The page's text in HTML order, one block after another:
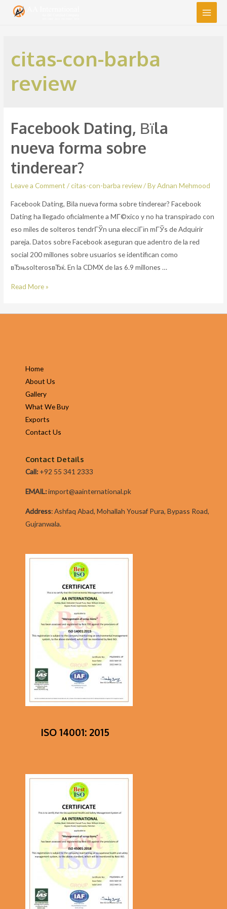
Main
citas-con-barba
review
Facebook Dating, Вїla
nueva forma sobre
tinderear?
Leave a Comment /citas-con-barba review/ ByAdnan Mehmood
Facebook Dating, Вїla nueva forma sobre tinderear? Facebook
Dating ha llegado oficialmente a MГ©xico y no ha transpirado con
eso miles de solteros tendrГЎn una elecciГіn mГЎs de Adquirir
pareja. Datos sobre Facebook aseguran que adentro de la red
social 200 millones sobre usuarios se identifican como
вЂњsolterosвЂќ. En la CDMX de las 6.9 millones …
Facebook
Вїla
Read More »
Home
About Us
Gallery
What We Buy
Exports
Contact Us
Contact Details
Call: +92 55 341 2333
EMAIL:import@aainternational.pk
Address:Ashfaq Abad, Mohallah Yousaf Pura, Bypass Road,
Gujranwala.
ISO 14001: 2015